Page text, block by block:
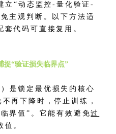
立“动态监控-量化验证-
主观判断。以下方法适
套代码可直接复用。
“验证损失临界点”
是锁定最优损失的核心
再下降时，停止训练，
界值”。它能有效避免过
值。